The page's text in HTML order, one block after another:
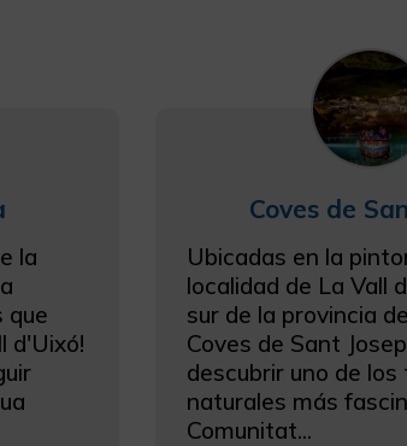
la
que
d'Uixó!
Coves de
Ubicadas en la
localidad de La Vall
sur de la provincia
Coves de Sant
descubrir uno de los
naturales más
Comunitat...